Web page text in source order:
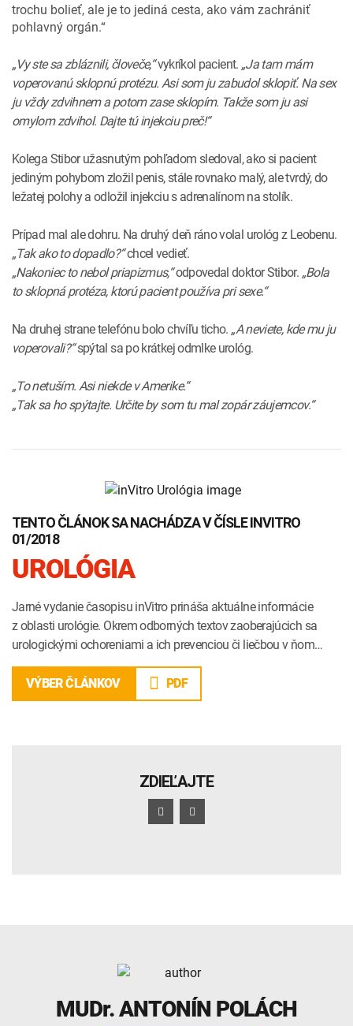
trochu bolieť, ale je to jediná cesta, ako vám zachrániť
pohlavný orgán.“
„Vy ste sa zbláznili, človeče,“vykríkol pacient. „Ja tam mám
voperovanú sklopnú protézu. Asi som ju zabudol sklopiť. Na sex
ju vždy zdvihnem a potom zase sklopím. Takže som ju asi
omylom zdvihol. Dajte tú injekciu preč!“
Kolega Stibor užasnutým pohľadom sledoval, ako si pacient
jediným pohybom zložil penis, stále rovnako malý, ale tvrdý, do
ležatej polohy a odložil injekciu s adrenalínom na stolík.
Prípad mal ale dohru. Na druhý deň ráno volal urológ z Leobenu.
„Tak ako to dopadlo?“chcel vedieť.
„Nakoniec to nebol priapizmus,“odpovedal doktor Stibor. „Bola
to sklopná protéza, ktorú pacient používa pri sexe.“
Na druhej strane telefónu bolo chvíľu ticho. „A neviete, kde mu ju
voperovali?“spýtal sa po krátkej odmlke urológ.
„To netuším. Asi niekde v Amerike.“
„Tak sa ho spýtajte. Určite by som tu mal zopár záujemcov.“
TENTO ČLÁNOK SA NACHÁDZA V ČÍSLE INVITRO
01/2018
UROLÓGIA
Jarné vydanie časopisu inVitro prináša aktuálne informácie
z oblasti urológie. Okrem odborných textov zaoberajúcich sa
urologickými ochoreniami a ich prevenciou či liečbou v ňom…
VÝBER ČLÁNKOV PDF
ZDIEĽAJTE
MUDr.ANTONÍN POLÁCH